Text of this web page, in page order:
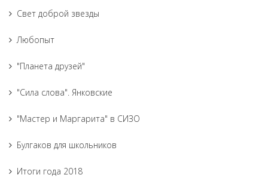
Свет доброй звезды
Любопыт
"Планета друзей"
"Сила слова". Янковские
"Мастер и Маргарита" в СИЗО
Булгаков для школьников
Итоги года 2018